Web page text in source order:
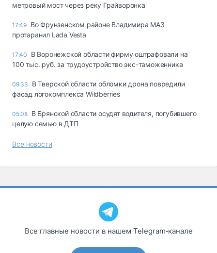
метровый мост через реку Грайворонка
17:49 Во Фрунзенском районе Владимира МАЗ
протаранил Lada Vesta
17:40
В Воронежской области фирму оштрафовали на
100 тыс. руб. за трудоустройство экс-таможенника
09:33
В Тверской области обломки дрона повредили
фасад логокомплекса Wildberries
05.08 В Брянской области осудят водителя, погубившего
целую семью в ДТП
Все новости
Все главные новости в нашем Telegram‑канале